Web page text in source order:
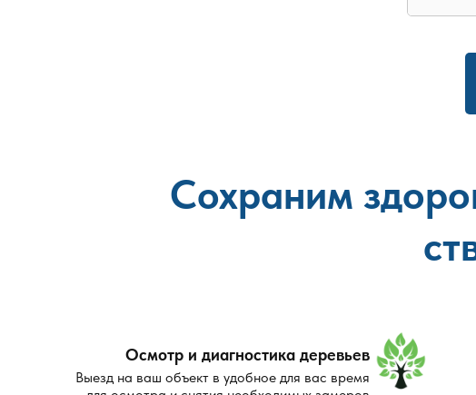
Сохраним
Осмотр и диагностика деревьев
Выезд на ваш объект в удобное для вас время